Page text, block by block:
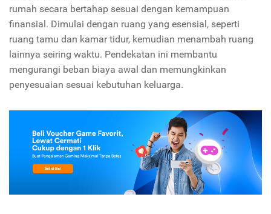
rumah secara bertahap sesuai dengan kemampuan
finansial. Dimulai dengan ruang yang esensial, seperti
ruang tamu dan kamar tidur, kemudian menambah ruang
lainnya seiring waktu. Pendekatan ini membantu
mengurangi beban biaya awal dan memungkinkan
penyesuaian sesuai kebutuhan keluarga.